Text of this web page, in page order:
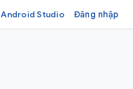
Android Studio Đăng nhập